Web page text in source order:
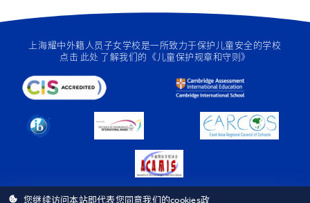
上海耀中外籍人员子女学校是一所致力于保护儿童安全的学校
点击 此处 了解我们的《儿童保护规章和守则》
您继续访问本站即代表您同意我们的cookies政